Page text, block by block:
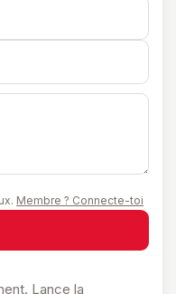
Membre ? Connecte-toi
Lance la